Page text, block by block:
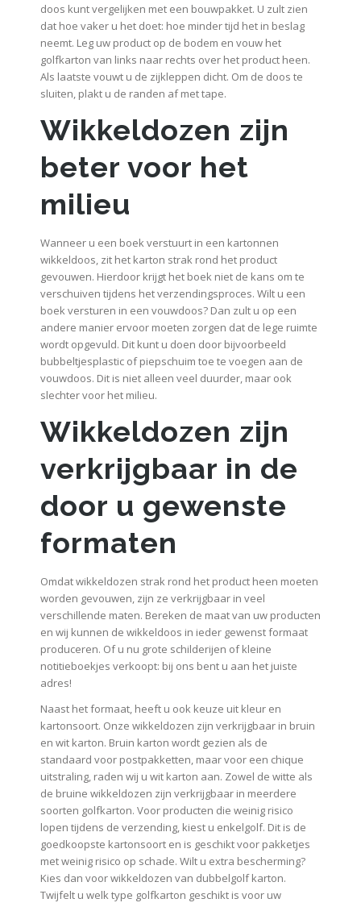
doos kunt vergelijken met een bouwpakket. U zult zien
dat hoe vaker u het doet: hoe minder tijd het in beslag
neemt. Leg uw product op de bodem en vouw het
golfkarton van links naar rechts over het product heen.
Als laatste vouwt u de zijkleppen dicht. Om de doos te
sluiten, plakt u de randen af met tape.
Wikkeldozen zijn
beter voor het
milieu
Wanneer u een boek verstuurt in een kartonnen
wikkeldoos, zit het karton strak rond het product
gevouwen. Hierdoor krijgt het boek niet de kans om te
verschuiven tijdens het verzendingsproces. Wilt u een
boek versturen in een vouwdoos? Dan zult u op een
andere manier ervoor moeten zorgen dat de lege ruimte
wordt opgevuld. Dit kunt u doen door bijvoorbeeld
bubbeltjesplastic of piepschuim toe te voegen aan de
vouwdoos. Dit is niet alleen veel duurder, maar ook
slechter voor het milieu.
Wikkeldozen zijn
verkrijgbaar in de
door u gewenste
formaten
Omdat wikkeldozen strak rond het product heen moeten
worden gevouwen, zijn ze verkrijgbaar in veel
verschillende maten. Bereken de maat van uw producten
en wij kunnen de wikkeldoos in ieder gewenst formaat
produceren. Of u nu grote schilderijen of kleine
notitieboekjes verkoopt: bij ons bent u aan het juiste
adres!
Naast het formaat, heeft u ook keuze uit kleur en
kartonsoort. Onze wikkeldozen zijn verkrijgbaar in bruin
en wit karton. Bruin karton wordt gezien als de
standaard voor postpakketten, maar voor een chique
uitstraling, raden wij u wit karton aan. Zowel de witte als
de bruine wikkeldozen zijn verkrijgbaar in meerdere
soorten golfkarton. Voor producten die weinig risico
lopen tijdens de verzending, kiest u enkelgolf. Dit is de
goedkoopste kartonsoort en is geschikt voor pakketjes
met weinig risico op schade. Wilt u extra bescherming?
Kies dan voor wikkeldozen van dubbelgolf karton.
Twijfelt u welk type golfkarton geschikt is voor uw